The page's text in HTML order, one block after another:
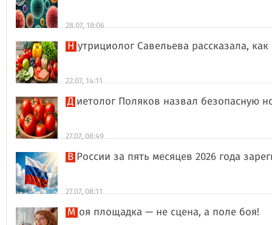
28.07, 18:06
Нутрициолог Савельева рассказала,
22.07, 14:11
Диетолог Поляков назвал безопасную
27.07, 08:49
В России за пять месяцев 2026 года
27.07, 08:11
Моя площадка — не сцена, а поле боя!